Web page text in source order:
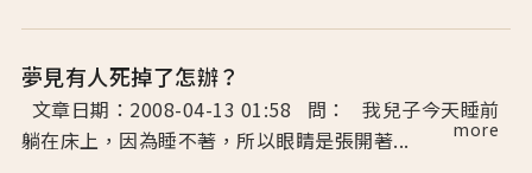
夢見有人死掉了怎辦？
文章日期：2008-04-13 01:58 問： 我兒子今天睡前
躺在床上，因為睡不著，所以眼睛是張開著...
more